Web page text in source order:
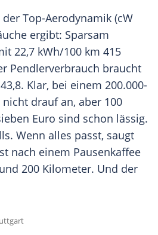
Top-Aerodynamik (cW
ergibt: Sparsam
22,7 kWh/100 km 415
Pendlerverbrauch braucht
Klar, bei einem 200.000-
drauf an, aber 100
Euro sind schon lässig.
Wenn alles passt, saugt
nach einem Pausenkaffee
200 Kilometer. Und der